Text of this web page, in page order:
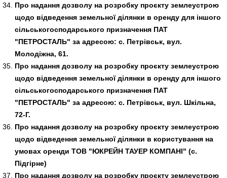
Про надання дозволу на розробку проєкту землеустрою
щодо відведення земельної ділянки в оренду для іншого
сільськогосподарського призначення ПАТ
"ПЕТРОСТАЛЬ" за адресою: с. Петрівськ, вул.
Молодіжна, 61.
Про надання дозволу на розробку проєкту землеустрою
щодо відведення земельної ділянки в оренду для іншого
сільськогосподарського призначення ПАТ
"ПЕТРОСТАЛЬ" за адресою: с. Петрівськ, вул. Шкільна,
72-Г.
Про надання дозволу на розробку проєкту землеустрою
щодо відведення земельної ділянки в користування на
умовах оренди ТОВ "ЮКРЕЙН ТАУЕР КОМПАНІ" (с.
Підгірне)
Про надання дозволу на розробку проєкту землеустрою